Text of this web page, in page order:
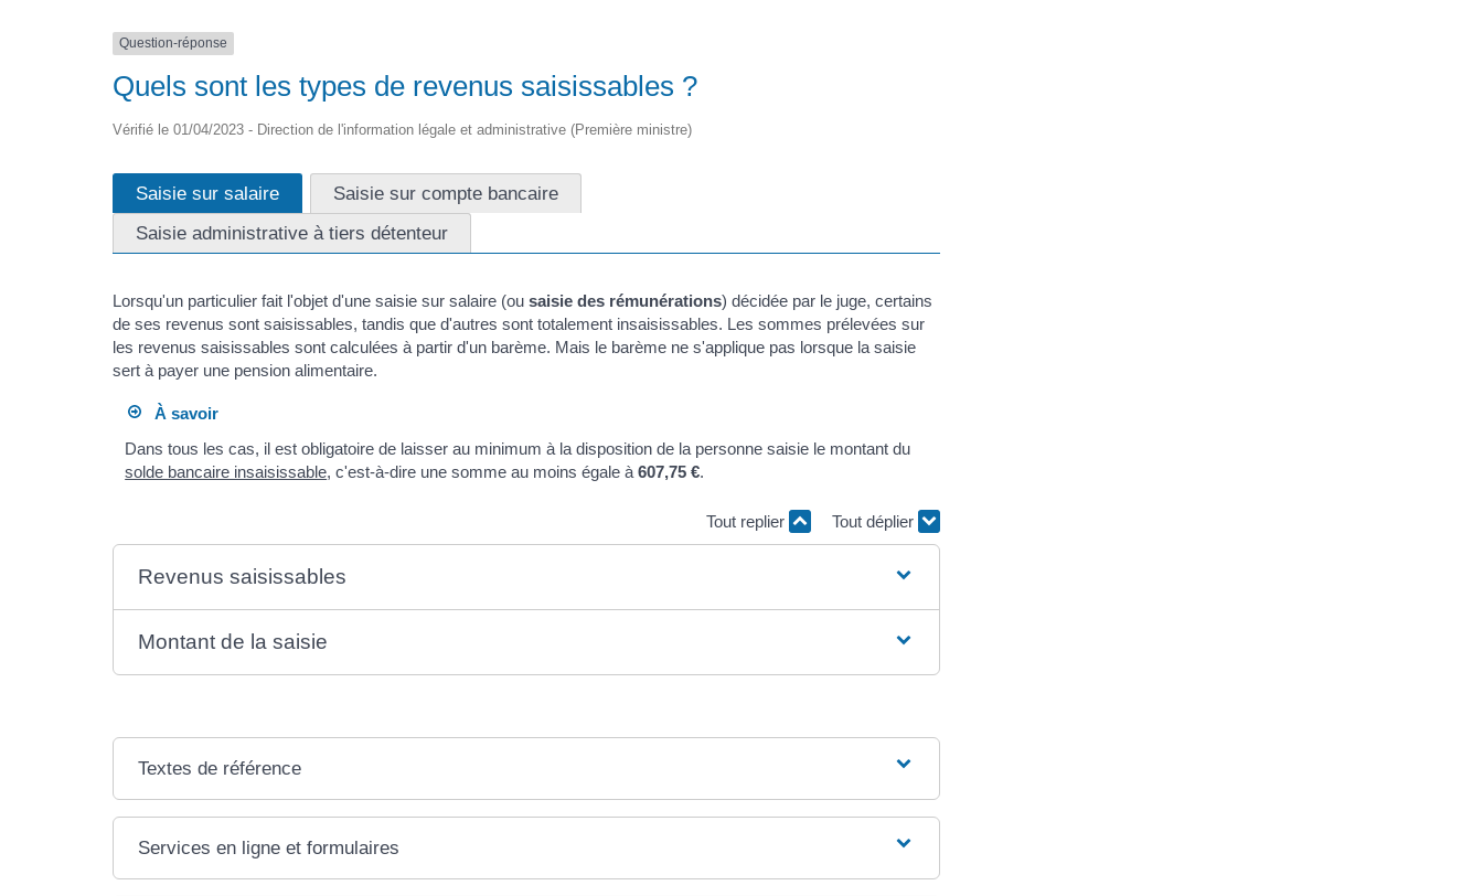
Question-réponse
Quels sont les types de revenus saisissables ?
Vérifié le 01/04/2023 - Direction de l'information légale et administrative (Première ministre)
Saisie sur salaire
Saisie sur compte bancaire
Saisie administrative à tiers détenteur
Lorsqu'un particulier fait l'objet d'une saisie sur salaire (ou saisie des rémunérations) décidée par le juge, certains
de ses revenus sont saisissables, tandis que d'autres sont totalement insaisissables. Les sommes prélevées sur
les revenus saisissables sont calculées à partir d'un barème. Mais le barème ne s'applique pas lorsque la saisie
sert à payer une pension alimentaire.
À savoir
Dans tous les cas, il est obligatoire de laisser au minimum à la disposition de la personne saisie le montant du
solde bancaire insaisissable, c'est-à-dire une somme au moins égale à607,75 €.
Tout replier Tout déplier
Revenus saisissables
Montant de la saisie
Textes de référence
Services en ligne et formulaires